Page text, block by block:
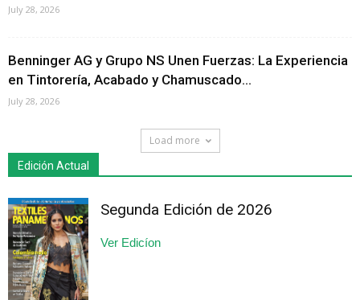
July 28, 2026
Benninger AG y Grupo NS Unen Fuerzas: La Experiencia
en Tintorería, Acabado y Chamuscado...
July 28, 2026
Load more
Edición Actual
Segunda Edición de 2026
Ver Edicíon